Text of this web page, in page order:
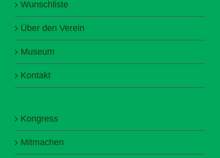
Wunschliste
Über den Verein
Museum
Kontakt
Kongress
Mitmachen